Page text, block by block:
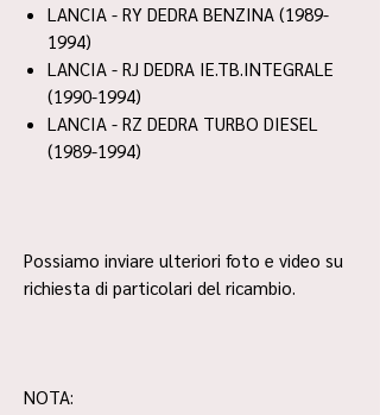
LANCIA - RY DEDRA BENZINA (1989-
1994)
LANCIA - RJ DEDRA IE.TB.INTEGRALE
(1990-1994)
LANCIA - RZ DEDRA TURBO DIESEL
(1989-1994)
Possiamo inviare ulteriori foto e video su
richiesta di particolari del ricambio.
NOTA: